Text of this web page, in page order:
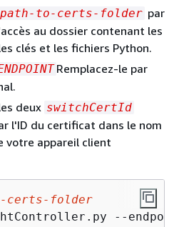
path-to-certs-folder par
au dossier contenant les
clés et les fichiers Python.
Remplacez-le par
deux switchCertId
l'ID du certificat dans le nom
votre appareil client
certs-folder
--